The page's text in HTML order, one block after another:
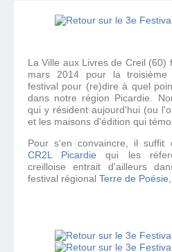
La Ville aux Livres de Creil (60)
mars 2014 pour la troisième
festival pour (re)dire à quel
dans notre région Picardie.
qui y résident aujourd'hui (ou
et les maisons d'édition qui
Pour s'en convaincre, il suffit
CR2L Picardie qui les
creilloise entrait d'ailleurs
festival régional Terre de Poésie